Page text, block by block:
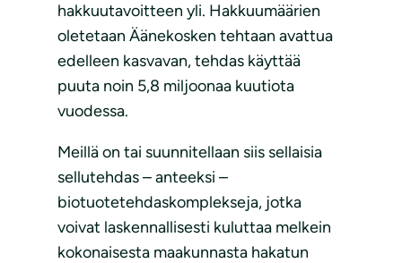
hakkuutavoitteen yli. Hakkuumäärien
oletetaan Äänekosken tehtaan avattua
edelleen kasvavan, tehdas käyttää
puuta noin 5,8 miljoonaa kuutiota
vuodessa.
Meillä on tai suunnitellaan siis sellaisia
sellutehdas – anteeksi –
biotuotetehdaskomplekseja, jotka
voivat laskennallisesti kuluttaa melkein
kokonaisesta maakunnasta hakatun